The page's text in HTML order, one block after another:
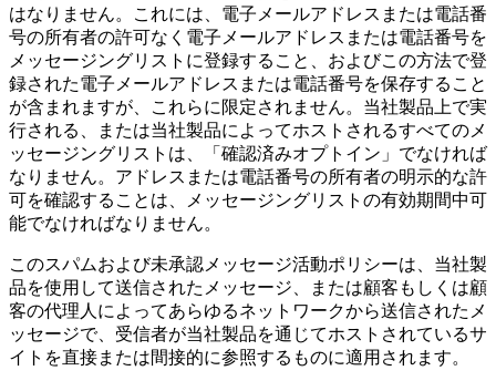
はなりません。これには、電子メールアドレスまたは電話番
号の所有者の許可なく電子メールアドレスまたは電話番号を
メッセージングリストに登録すること、およびこの方法で登
録された電子メールアドレスまたは電話番号を保存すること
が含まれますが、これらに限定されません。当社製品上で実
行される、または当社製品によってホストされるすべてのメ
ッセージングリストは、「確認済みオプトイン」でなければ
なりません。アドレスまたは電話番号の所有者の明示的な許
可を確認することは、メッセージングリストの有効期間中可
能でなければなりません。
このスパムおよび未承認メッセージ活動ポリシーは、当社製
品を使用して送信されたメッセージ、または顧客もしくは顧
客の代理人によってあらゆるネットワークから送信されたメ
ッセージで、受信者が当社製品を通じてホストされているサ
イトを直接または間接的に参照するものに適用されます。